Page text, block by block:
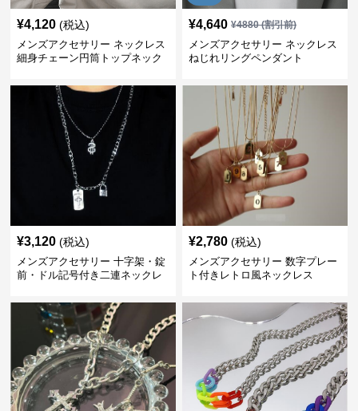
¥4,120 (税込)
メンズアクセサリー ネックレス
細身チェーン円筒トップネック
¥4,640 ¥4880(割引前)
メンズアクセサリー ネックレス
ねじれリングペンダント
¥3,120 (税込)
メンズアクセサリー 十字架・錠
前・ドル記号付き二連ネックレ
¥2,780 (税込)
メンズアクセサリー 数字プレー
ト付きレトロ風ネックレス